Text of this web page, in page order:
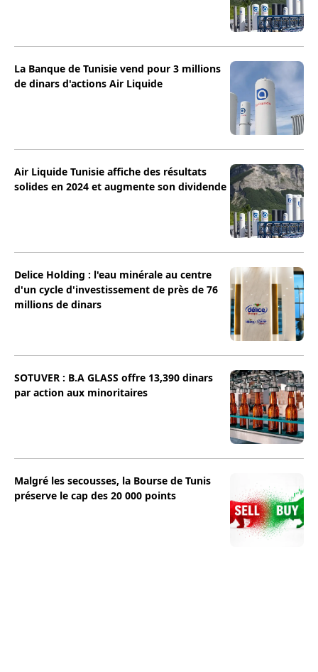
La Banque de Tunisie vend pour 3 millions
de dinars d'actions Air Liquide
Air Liquide Tunisie affiche des résultats
solides en 2024 et augmente son dividende
Delice Holding : l'eau minérale au centre
d'un cycle d'investissement de près de 76
millions de dinars
SOTUVER : B.A GLASS offre 13,390 dinars
par action aux minoritaires
Malgré les secousses, la Bourse de Tunis
préserve le cap des 20 000 points